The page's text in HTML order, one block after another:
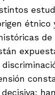
étnico